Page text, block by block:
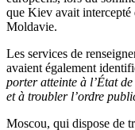
que Kiev avait intercepté
Moldavie.
Les services de
avaient également
porter atteinte à l’État
et à troubler l’ordre
Moscou, qui dispose de